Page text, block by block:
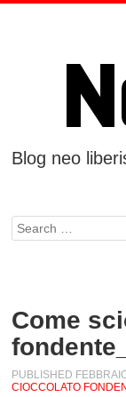
Blog neo
Search
Come
PUBLISHED
CIOCCOLATO